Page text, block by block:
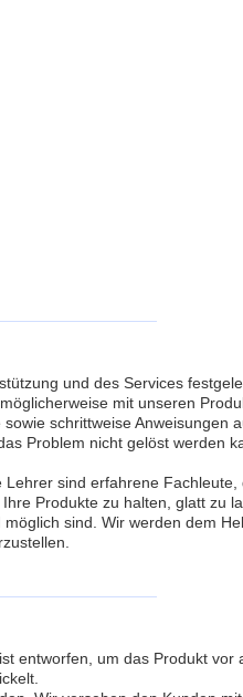
und des Services
mit unseren
schrittweise Anweisungen
Problem nicht gelöst werden
sind erfahrene
Produkte zu halten, glatt zu
sind. Wir werden dem
entworfen, um das Produkt vor